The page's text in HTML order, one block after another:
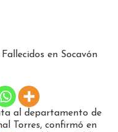
al departamento de
Torres, confirmó en